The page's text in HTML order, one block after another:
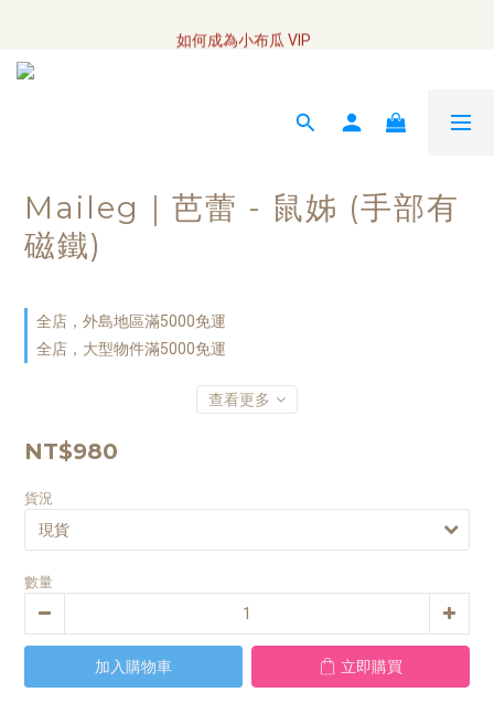
Maileg｜芭蕾 - 鼠姊 (手部有
磁鐵)
全店，外島地區滿5000免運
全店，大型物件滿5000免運
查看更多
NT$980
貨況
數量
加入購物車 立即購買